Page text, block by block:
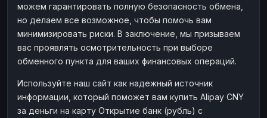
можем гарантировать полную безопасность обмена,
но делаем все возможное, чтобы помочь вам
минимизировать риски. В заключение, мы призываем
вас проявлять осмотрительность при выборе
обменного пункта для ваших финансовых операций.
Используйте наш сайт как надежный источник
информации, который поможет вам купить Alipay CNY
за деньги на карту Открытие банк (рубль) с